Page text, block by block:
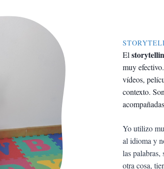
El
muy
vídeos,
contexto.
Yo utilizo
al idioma y
las palabras,
otra cosa,